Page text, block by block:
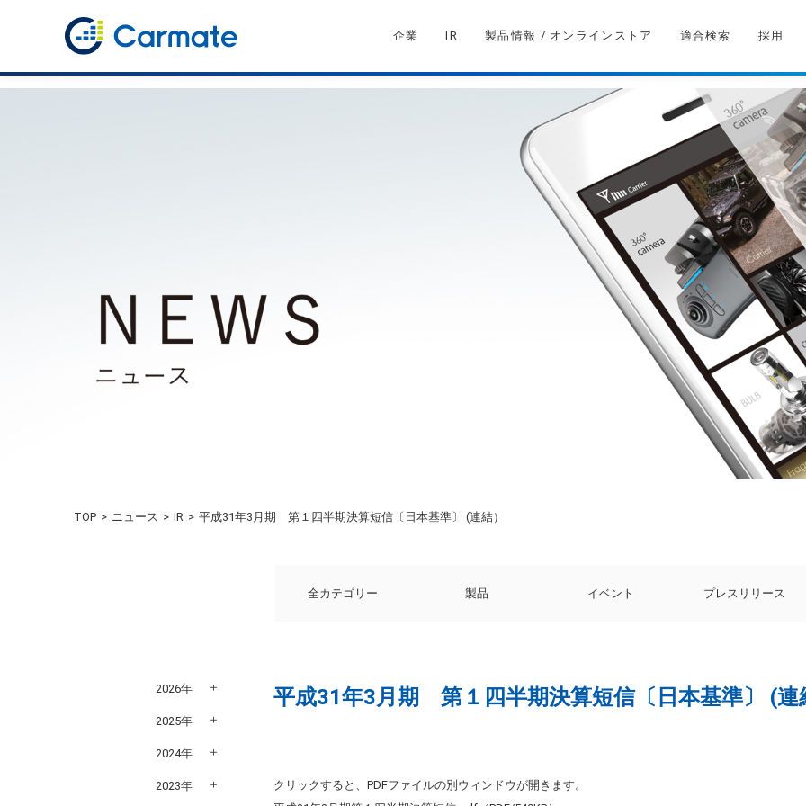
企業 IR 製品情報 / オンラインストア 適合検索 採用
TOP ニュース IR 平成31年3月期 第１四半期決算短信〔日本基準〕 (連結）
全カテゴリー 製品 イベント プレスリリース
平成31年3月期 第１四半期決算短信〔日本基準〕 (連
クリックすると、PDFファイルの別ウィンドウが開きます。
2026年
2025年
2024年
2023年